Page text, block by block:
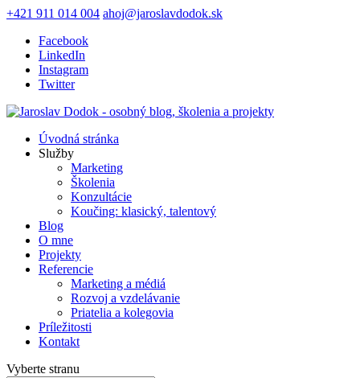
+421 911 014 004 ahoj@jaroslavdodok.sk
Facebook
LinkedIn
Instagram
Twitter
Úvodná stránka
Služby
Marketing
Školenia
Konzultácie
Koučing: klasický, talentový
Blog
O mne
Projekty
Referencie
Marketing a médiá
Rozvoj a vzdelávanie
Priatelia a kolegovia
Príležitosti
Kontakt
Vyberte stranu